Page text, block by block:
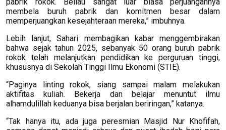
membela buruh pabrik dan komitmen besar dalam
memperjuangkan kesejahteraan mereka,” imbuhnya.
Lebih lanjut, Sahari membagikan kabar menggembirakan
bahwa sejak tahun 2025, sebanyak 50 orang buruh pabrik
rokok telah melanjutkan pendidikan ke perguruan tinggi,
khususnya di Sekolah Tinggi Ilmu Ekonomi (STIE).
“Paginya linting rokok, siang sampai malam melakukan
aktifitas kuliah. Bekerja dan belajar menuntut ilmu
alhamdulillah keduanya bisa berjalan beriringan,” katanya.
“Tak hanya itu, ada juga peresmian Masjid Nur Khofifah,